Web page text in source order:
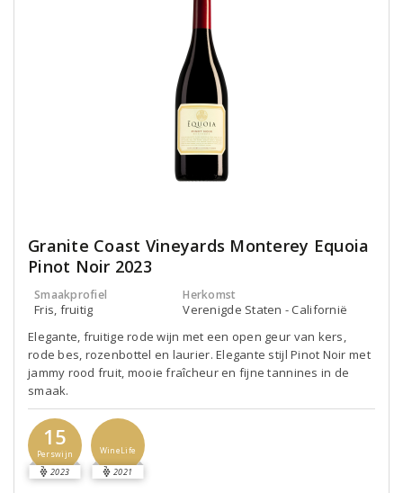
Granite Coast Vineyards Monterey Equoia
Pinot Noir 2023
Smaakprofiel
Fris, fruitig
Herkomst
Verenigde Staten - Californië
Elegante, fruitige rode wijn met een open geur van kers,
rode bes, rozenbottel en laurier. Elegante stijl Pinot Noir met
jammy rood fruit, mooie fraîcheur en fijne tannines in de
smaak.
15
Perswijn
2023
WineLife
2021